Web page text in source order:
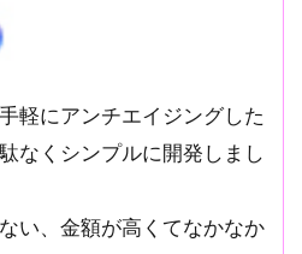
軽にアンチエイジングした
なくシンプルに開発しまし
い、金額が高くてなかなか